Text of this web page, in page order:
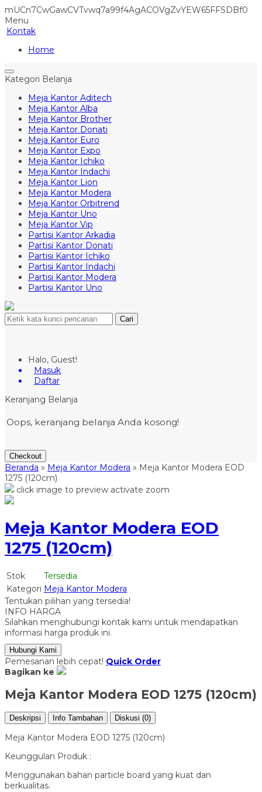
mUCn7CwGawCVTvwq7a99f4AgACOVgZvYEW65FFSDBf0
Menu
Kontak
Home
Kategori Belanja
Meja Kantor Aditech
Meja Kantor Alba
Meja Kantor Brother
Meja Kantor Donati
Meja Kantor Euro
Meja Kantor Expo
Meja Kantor Ichiko
Meja Kantor Indachi
Meja Kantor Lion
Meja Kantor Modera
Meja Kantor Orbitrend
Meja Kantor Uno
Meja Kantor Vip
Partisi Kantor Arkadia
Partisi Kantor Donati
Partisi Kantor Ichiko
Partisi Kantor Indachi
Partisi Kantor Modera
Partisi Kantor Uno
Cari
Halo, Guest!
Masuk
Daftar
Keranjang Belanja
Oops, keranjang belanja Anda kosong!
Checkout
Beranda » Meja Kantor Modera » Meja Kantor Modera EOD
1275 (120cm)
click image to preview activate zoom
Meja Kantor Modera EOD
1275 (120cm)
Stok
Tersedia
Kategori Meja Kantor Modera
Tentukan pilihan yang tersedia!
INFO HARGA
Silahkan menghubungi kontak kami untuk mendapatkan
informasi harga produk ini.
Hubungi Kami
Pemesanan lebih cepat! Quick Order
Bagikan ke
Meja Kantor Modera EOD 1275 (120cm)
Deskripsi Info Tambahan Diskusi (0)
Meja Kantor Modera EOD 1275 (120cm)
Keunggulan Produk :
Menggunakan bahan particle board yang kuat dan
berkualitas.